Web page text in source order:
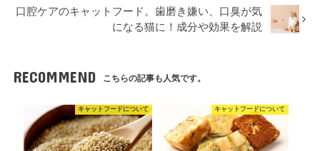
口腔ケアのキャットフード。歯磨き嫌い、口臭が気
になる猫に！成分や効果を解説
RECOMMEND こちらの記事も人気です。
キャットフードについて キャットフードについて